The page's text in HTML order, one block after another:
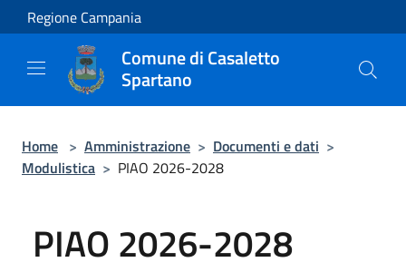
Salta al contenuto principale
Regione Campania
Comune di Casaletto
Spartano
Home > Amministrazione > Documenti e dati >
Modulistica > PIAO 2026-2028
PIAO 2026-2028